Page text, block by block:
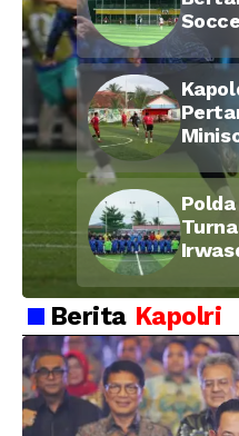
di
Bid
Berita Kapolri